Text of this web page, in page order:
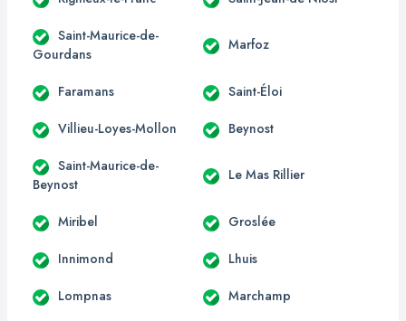
Saint-Maurice-de-
Gourdans
Marfoz
Faramans Saint-Éloi
Villieu-Loyes-Mollon Beynost
Saint-Maurice-de-
Beynost
Le Mas Rillier
Miribel Groslée
Innimond Lhuis
Lompnas Marchamp